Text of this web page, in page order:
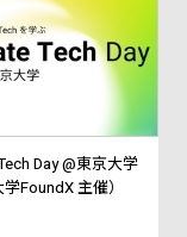
Day @東京大学
学FoundX 主催）